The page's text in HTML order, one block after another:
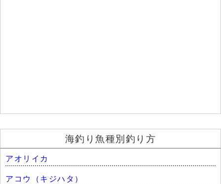
海釣り魚種別釣り方
アオリイカ
アコウ（キジハタ）